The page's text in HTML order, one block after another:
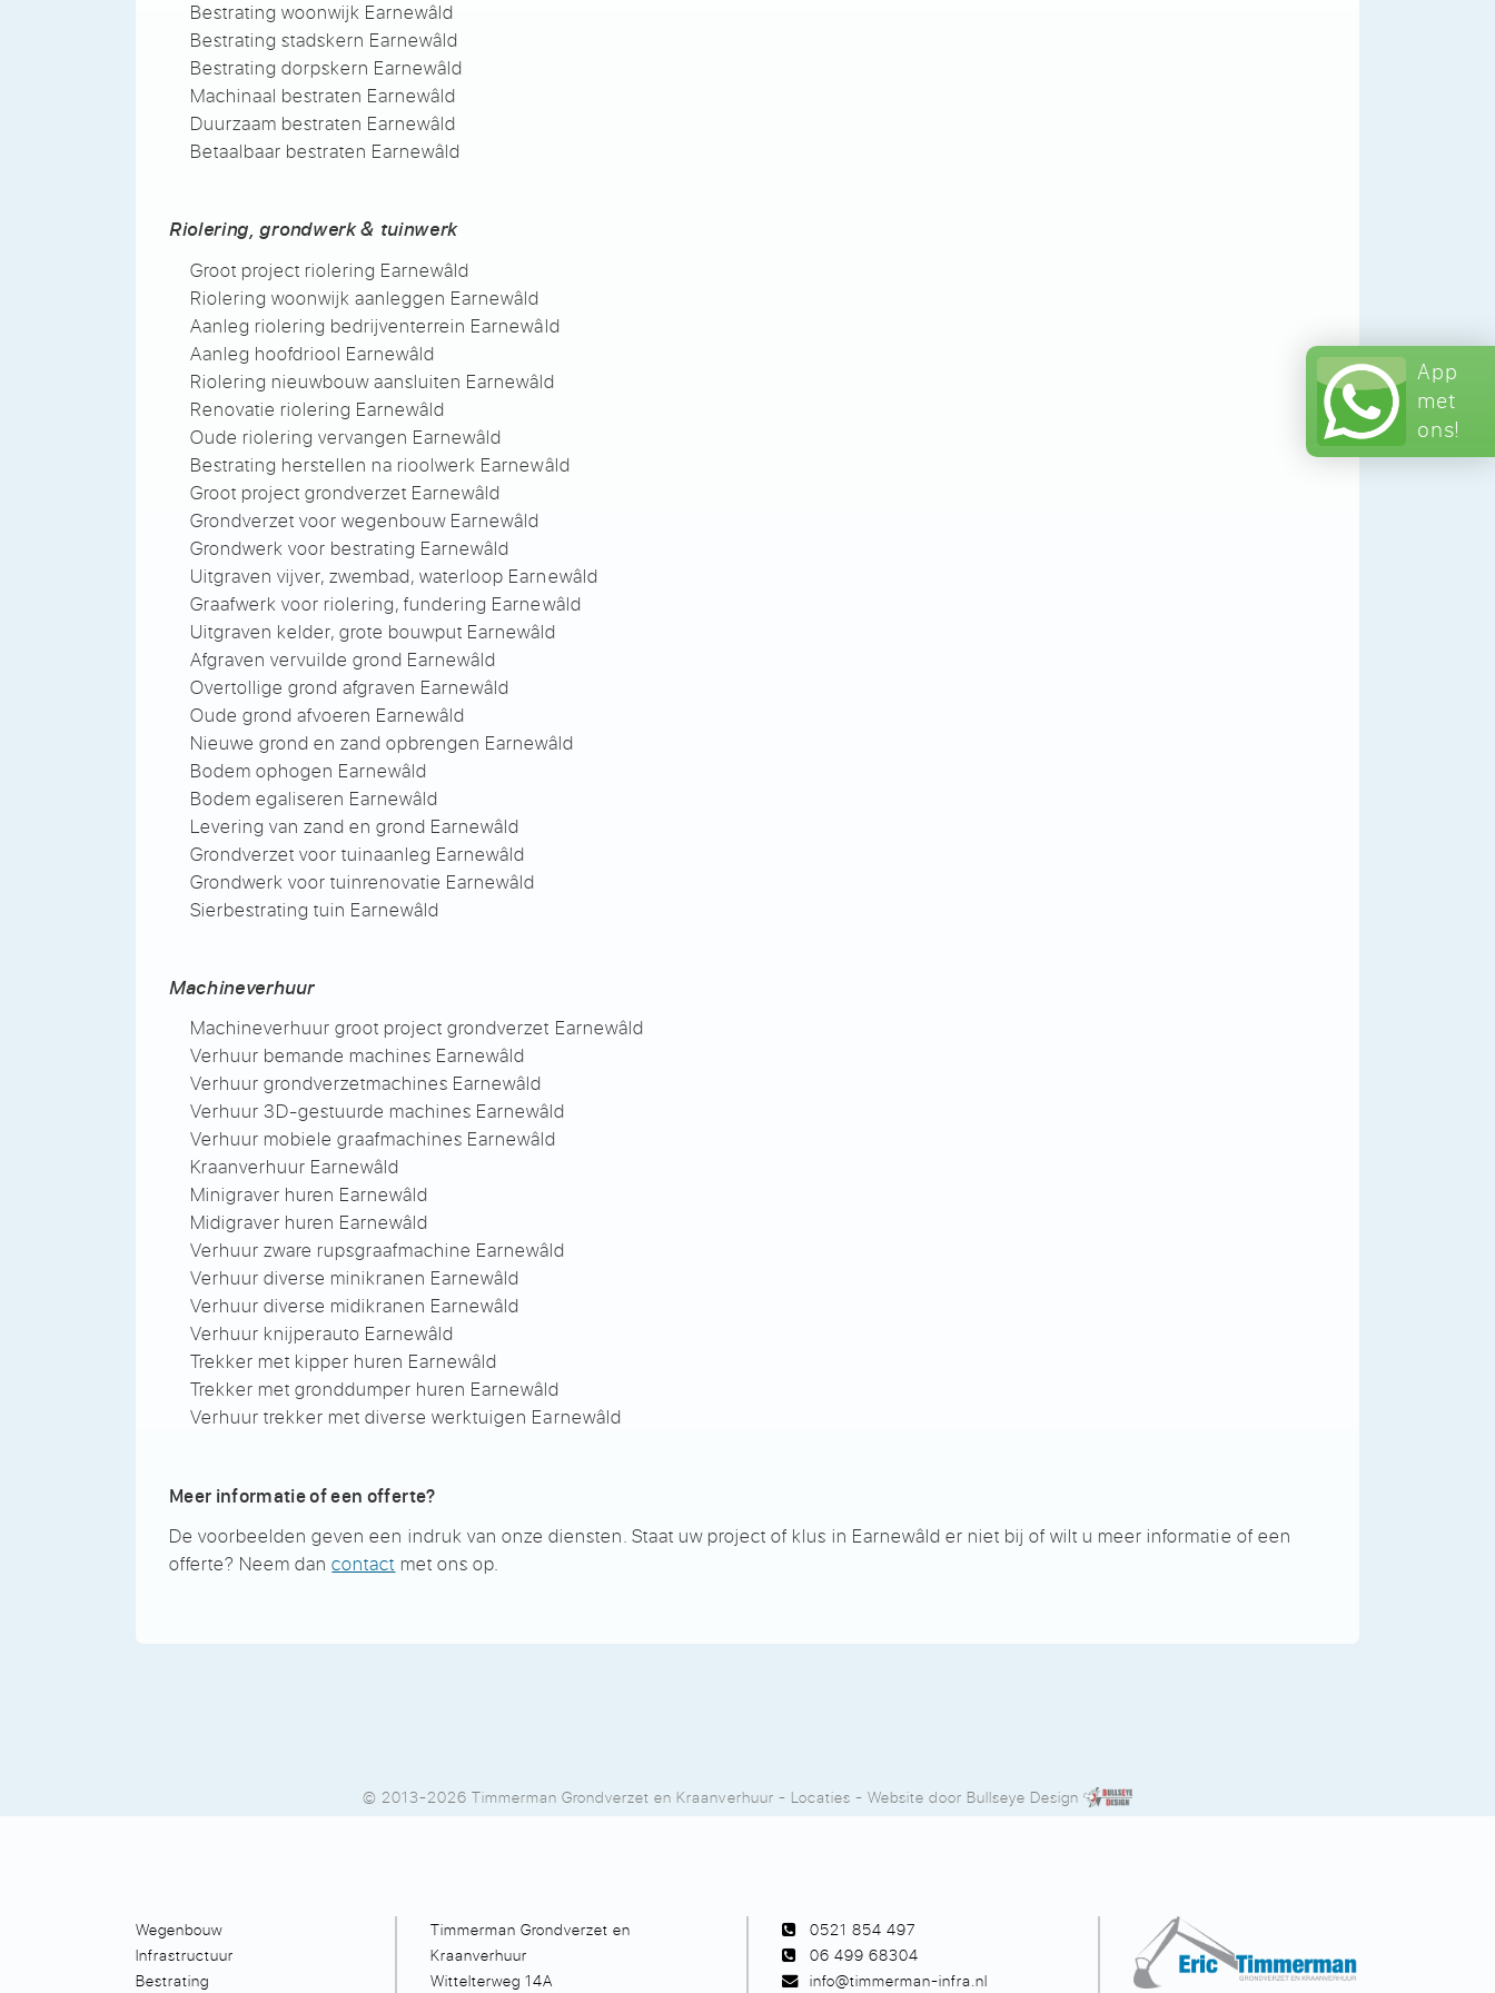
App
met
ons!
Bestrating woonwijk Earnewâld
Bestrating stadskern Earnewâld
Bestrating dorpskern Earnewâld
Machinaal bestraten Earnewâld
Duurzaam bestraten Earnewâld
Betaalbaar bestraten Earnewâld
Riolering, grondwerk & tuinwerk
Groot project riolering Earnewâld
Riolering woonwijk aanleggen Earnewâld
Aanleg riolering bedrijventerrein Earnewâld
Aanleg hoofdriool Earnewâld
Riolering nieuwbouw aansluiten Earnewâld
Renovatie riolering Earnewâld
Oude riolering vervangen Earnewâld
Bestrating herstellen na rioolwerk Earnewâld
Groot project grondverzet Earnewâld
Grondverzet voor wegenbouw Earnewâld
Grondwerk voor bestrating Earnewâld
Uitgraven vijver, zwembad, waterloop Earnewâld
Graafwerk voor riolering, fundering Earnewâld
Uitgraven kelder, grote bouwput Earnewâld
Afgraven vervuilde grond Earnewâld
Overtollige grond afgraven Earnewâld
Oude grond afvoeren Earnewâld
Nieuwe grond en zand opbrengen Earnewâld
Bodem ophogen Earnewâld
Bodem egaliseren Earnewâld
Levering van zand en grond Earnewâld
Grondverzet voor tuinaanleg Earnewâld
Grondwerk voor tuinrenovatie Earnewâld
Sierbestrating tuin Earnewâld
Machineverhuur
Machineverhuur groot project grondverzet Earnewâld
Verhuur bemande machines Earnewâld
Verhuur grondverzetmachines Earnewâld
Verhuur 3D-gestuurde machines Earnewâld
Verhuur mobiele graafmachines Earnewâld
Kraanverhuur Earnewâld
Minigraver huren Earnewâld
Midigraver huren Earnewâld
Verhuur zware rupsgraafmachine Earnewâld
Verhuur diverse minikranen Earnewâld
Verhuur diverse midikranen Earnewâld
Verhuur knijperauto Earnewâld
Trekker met kipper huren Earnewâld
Trekker met gronddumper huren Earnewâld
Verhuur trekker met diverse werktuigen Earnewâld
Meer informatie of een offerte?
De voorbeelden geven een indruk van onze diensten. Staat uw project of klus in Earnewâld er niet bij of wilt u meer informatie of een
offerte? Neem dancontact met ons op.
© 2013-2026 Timmerman Grondverzet en Kraanverhuur - Locaties - Website door Bullseye Design
Wegenbouw
Infrastructuur
Bestrating
Timmerman Grondverzet en
Kraanverhuur
Wittelterweg 14A
0521 854 497
06 499 68304
info@timmerman-infra.nl